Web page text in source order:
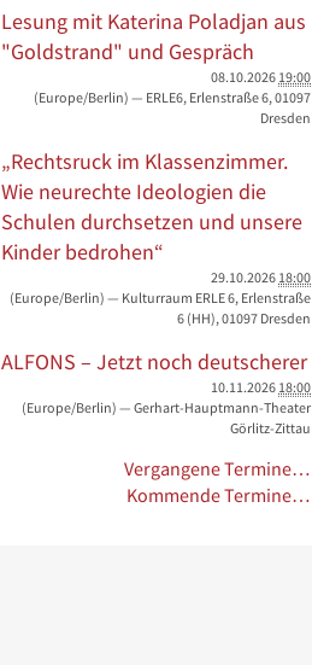
Lesung mit Katerina Poladjan aus
"Goldstrand" und Gespräch
08.10.2026 19:00
(Europe/Berlin) — ERLE6, Erlenstraße 6, 01097
Dresden
„Rechtsruck im Klassenzimmer.
Wie neurechte Ideologien die
Schulen durchsetzen und unsere
Kinder bedrohen“
29.10.2026 18:00
(Europe/Berlin) — Kulturraum ERLE 6, Erlenstraße
6 (HH), 01097 Dresden
ALFONS – Jetzt noch deutscherer
10.11.2026 18:00
(Europe/Berlin) — Gerhart-Hauptmann-Theater
Görlitz-Zittau
Vergangene Termine…
Kommende Termine…